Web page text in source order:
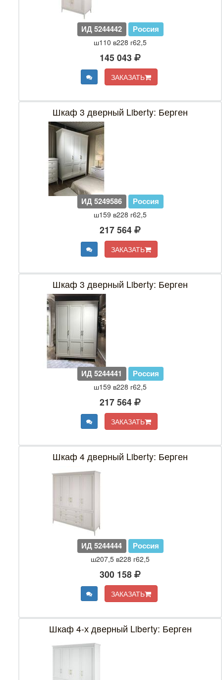
ИД 5244442 Россия
ш110 в228 г62,5
145 043
ЗАКАЗАТЬ
Шкаф 3 дверный Liberty: Берген
ИД 5249586 Россия
ш159 в228 г62,5
217 564
ЗАКАЗАТЬ
Шкаф 3 дверный Liberty: Берген
ИД 5244441 Россия
ш159 в228 г62,5
217 564
ЗАКАЗАТЬ
Шкаф 4 дверный Liberty: Берген
ИД 5244444 Россия
ш207,5 в228 г62,5
300 158
ЗАКАЗАТЬ
Шкаф 4-х дверный Liberty: Берген